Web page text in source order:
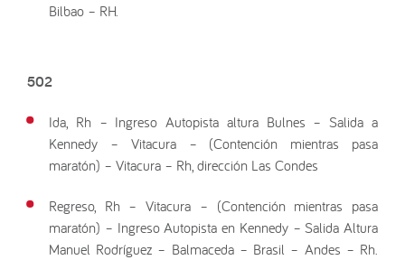
Bilbao – RH.
502
Ida, Rh – Ingreso Autopista altura Bulnes – Salida a
Kennedy – Vitacura – (Contención mientras pasa
maratón) – Vitacura – Rh, dirección Las Condes
Regreso, Rh – Vitacura – (Contención mientras pasa
maratón) – Ingreso Autopista en Kennedy – Salida Altura
Manuel Rodríguez – Balmaceda – Brasil – Andes – Rh.